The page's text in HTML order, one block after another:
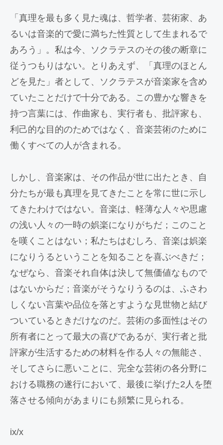
「真理を最も多く見た魂は、哲学者、芸術家、あ
るいは音楽的で愛に満ちた性質として生まれるで
あろう」。私は今、ソクラテスのその後の断章に
従うつもりはない。とりあえず、「真理のほとん
どを見た」者として、ソクラテスが音楽家を含め
ていたことだけで十分である。この豊かな響きを
持つ言葉には、作曲家も、実行者も、批評家も、
利己的な目的のためではなく、音楽芸術のために
働くすべての人が含まれる。
しかし、音楽家は、その作品が世に出たとき、自
分たちが最も真理を見てきたことを常に世に示し
てきたわけではない。音楽は、軽薄な人々や思慮
の浅い人々の一時の娯楽になりがちだ；このこと
を嘆くことはない；私たちはむしろ、音楽は娯楽
になりうるということを知ることを喜ぶべきだ；
なぜなら、音楽それ自体は決して無価値なもので
はないからだ；音楽がそうなりうるのは、ふさわ
しくない言葉や品位を落とすような見世物と結び
ついているときだけなのだ。芸術の多面性はその
所有者にとって最大の喜びであるが、実行者と批
評家が生活するための材料を作る人々の無能さ、
そしてさらに悪いことに、完全な芸術の各分野に
おける職務の遂行において、最後に挙げた2人を堕
落させる傾向があまりにも頻繁に見られる。
ix/x